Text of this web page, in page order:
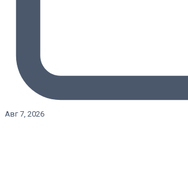
Авг 7, 2026